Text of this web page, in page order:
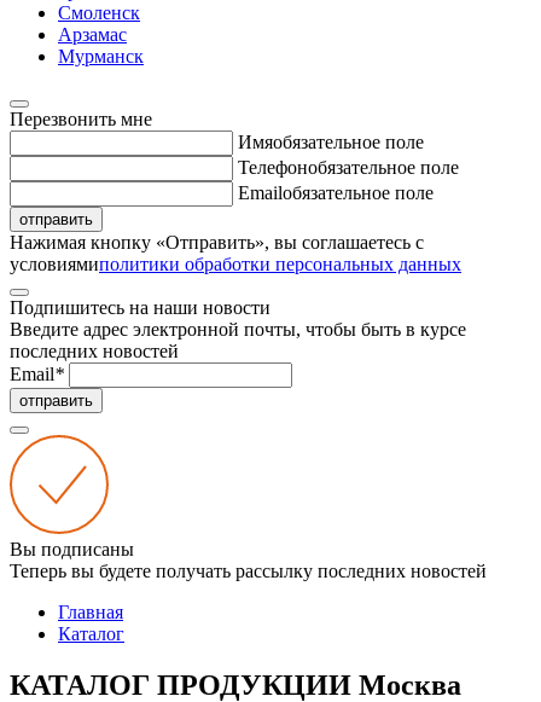
Смоленск
Арзамас
Мурманск
Перезвонить мне
Имяобязательное поле
Телефонобязательное поле
Emailобязательное поле
отправить
Нажимая кнопку «Отправить», вы соглашаетесь с
условиямиполитики обработки персональных данных
Подпишитесь на наши новости
Введите адрес электронной почты, чтобы быть в курсе
последних новостей
Email*
отправить
Вы подписаны
Теперь вы будете получать рассылку последних новостей
Главная
Каталог
КАТАЛОГ ПРОДУКЦИИ Москва